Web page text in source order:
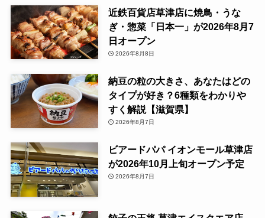
近鉄百貨店草津店に焼鳥・うな
ぎ・惣菜「日本一」が2026年8月7
日オープン
2026年8月8日
納豆の粒の大きさ、あなたはどの
タイプが好き？6種類をわかりや
すく解説【滋賀県】
2026年8月7日
ビアードパパ イオンモール草津店
が2026年10月上旬オープン予定
2026年8月7日